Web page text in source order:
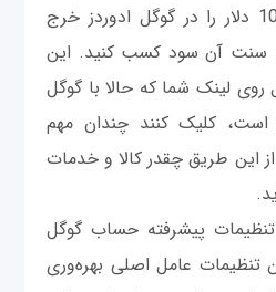
واقعیتی است که اگر 100 دلار را در گوگل ادوردز خرج
سنت آن سود کسب کنید. این
لینک شما که حالا با گوگل
کلیک کنند چندان مهم
این طریق چقدر کالا و خدمات
پیشرفته حساب گوگل
تنظیمات عامل اصلی بهره‌وری